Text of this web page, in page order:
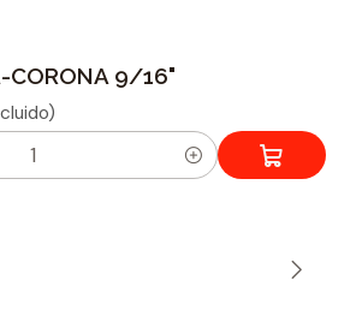
del producto : 366 mm.
Vanadio mate
CORONA 9/16"